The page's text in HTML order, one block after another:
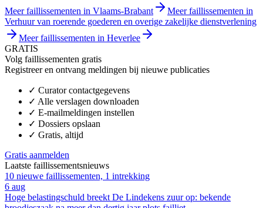
Meer faillissementen in Vlaams-Brabant
Meer faillissementen in
Verhuur van roerende goederen en overige zakelijke dienstverlening
Meer faillissementen in Heverlee
GRATIS
Volg faillissementen gratis
Registreer en ontvang meldingen bij nieuwe publicaties
✓ Curator contactgegevens
✓ Alle verslagen downloaden
✓ E-mailmeldingen instellen
✓ Dossiers opslaan
✓ Gratis, altijd
Gratis aanmelden
Laatste faillissementsnieuws
10 nieuwe faillissementen, 1 intrekking
6 aug
Hoge belastingschuld breekt De Lindekens zuur op: bekende